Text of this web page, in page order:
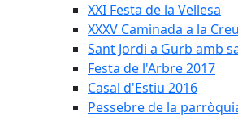
XXI Festa de la Vellesa
XXXV Caminada a la
Sant Jordi a Gurb amb
Festa de l'Arbre 2017
Casal d'Estiu 2016
Pessebre de la